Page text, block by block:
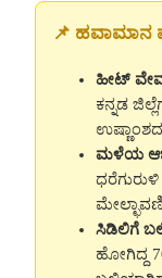
📌 ಹವಾಮಾನ
ಹೀಟ್
ಕನ್ನಡ
ಮಳೆಯ
ಸಿಡಿಲಿಗೆ
ಹೋಗಿದ್ದ